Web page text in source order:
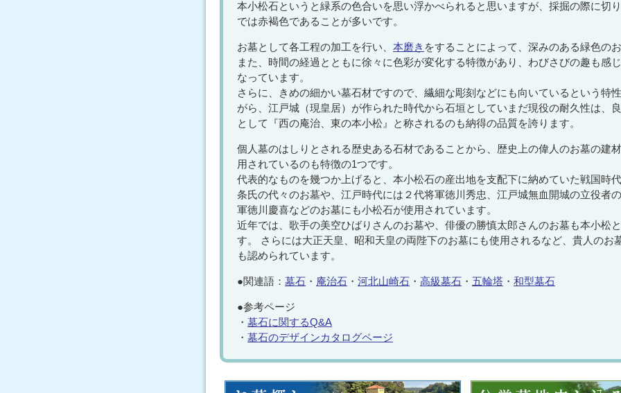
本小松石というと緑系の色合いを思い浮かべられると思いますが、採掘の際に切
では赤褐色であることが多いです。
お墓として各工程の加工を行い、 本磨き をすることによって、深みのある緑色の
また、時間の経過とともに徐々に色彩が変化する特徴があり、わびさびの趣も感
なっています。
さらに、きめの細かい墓石材ですので、繊細な彫刻などにも向いているという特
がら、江戸城（現皇居）が作られた時代から石垣としていまだ現役の耐久性は、
として『西の庵治、東の本小松』と称されるのも納得の品質を誇ります。
個人墓のはしりとされる歴史ある石材であることから、歴史上の偉人のお墓の建
用されているのも特徴の1つです。
代表的なものを幾つか上げると、本小松石の産出地を支配下に納めていた戦国時
条氏の代々のお墓や、江戸時代には２代将軍徳川秀忠、江戸城無血開城の立役者
軍徳川慶喜などのお墓にも小松石が使用されています。
近年では、歌手の美空ひばりさんのお墓や、俳優の勝慎太郎さんのお墓も本小松
す。 さらには大正天皇、昭和天皇の両陛下のお墓にも使用されるなど、貴人のお
も認められています。
●関連語： 墓石 ・ 庵治石 ・ 河北山崎石 ・ 高級墓石 ・ 五輪塔 ・ 和型墓石
●参考ページ
・ 墓石に関するQ&A
・ 墓石のデザインカタログページ